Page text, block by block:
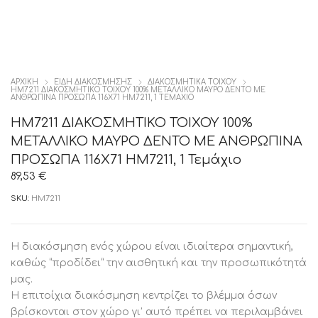
ΑΡΧΙΚΉ ΕΙΔΗ ΔΙΑΚΟΣΜΗΣΗΣ
ΔΙΑΚΟΣΜΗΤΙΚΆ ΤΟΊΧΟΥ
HM7211 ΔΙΑΚΟΣΜΗΤΙΚΟ ΤΟΙΧΟΥ 100% ΜΕΤΑΛΛΙΚΟ ΜΑΥΡΟ ΔΕΝΤΟ ΜΕ
ΑΝΘΡΩΠΙΝΑ ΠΡΟΣΩΠΑ 116Χ71 HM7211, 1 ΤΕΜΆΧΙΟ
HM7211 ΔΙΑΚΟΣΜΗΤΙΚΟ ΤΟΙΧΟΥ 100%
ΜΕΤΑΛΛΙΚΟ ΜΑΥΡΟ ΔΕΝΤΟ ΜΕ ΑΝΘΡΩΠΙΝΑ
ΠΡΟΣΩΠΑ 116Χ71 HM7211, 1 Τεμάχιο
89,53 €
SKU: HM7211
Η διακόσμηση ενός χώρου είναι ιδιαίτερα σημαντική,
καθώς “προδίδει” την αισθητική και την προσωπικότητά
μας.
Η επιτοίχια διακόσμηση κεντρίζει το βλέμμα όσων
βρίσκονται στον χώρο γι’ αυτό πρέπει να περιλαμβάνει